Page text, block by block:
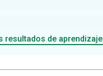
resultados de aprendizaje